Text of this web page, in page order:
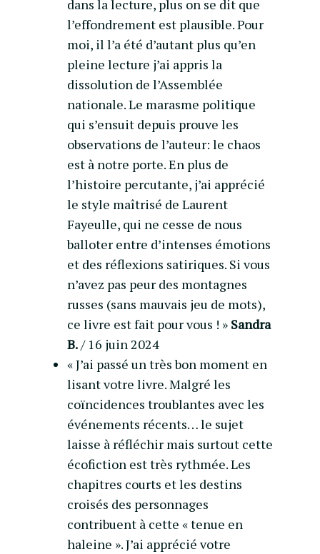
dans la lecture, plus on se dit que
l’effondrement est plausible. Pour
moi, il l’a été d’autant plus qu’en
pleine lecture j’ai appris la
dissolution de l’Assemblée
nationale. Le marasme politique
qui s’ensuit depuis prouve les
observations de l’auteur: le chaos
est à notre porte. En plus de
l’histoire percutante, j’ai apprécié
le style maîtrisé de Laurent
Fayeulle, qui ne cesse de nous
balloter entre d’intenses émotions
et des réflexions satiriques. Si vous
n’avez pas peur des montagnes
russes (sans mauvais jeu de mots),
ce livre est fait pour vous ! » Sandra
B./ 16 juin 2024
« J’ai passé un très bon moment en
lisant votre livre. Malgré les
coïncidences troublantes avec les
événements récents… le sujet
laisse à réfléchir mais surtout cette
écofiction est très rythmée. Les
chapitres courts et les destins
croisés des personnages
contribuent à cette « tenue en
haleine ». J’ai apprécié votre